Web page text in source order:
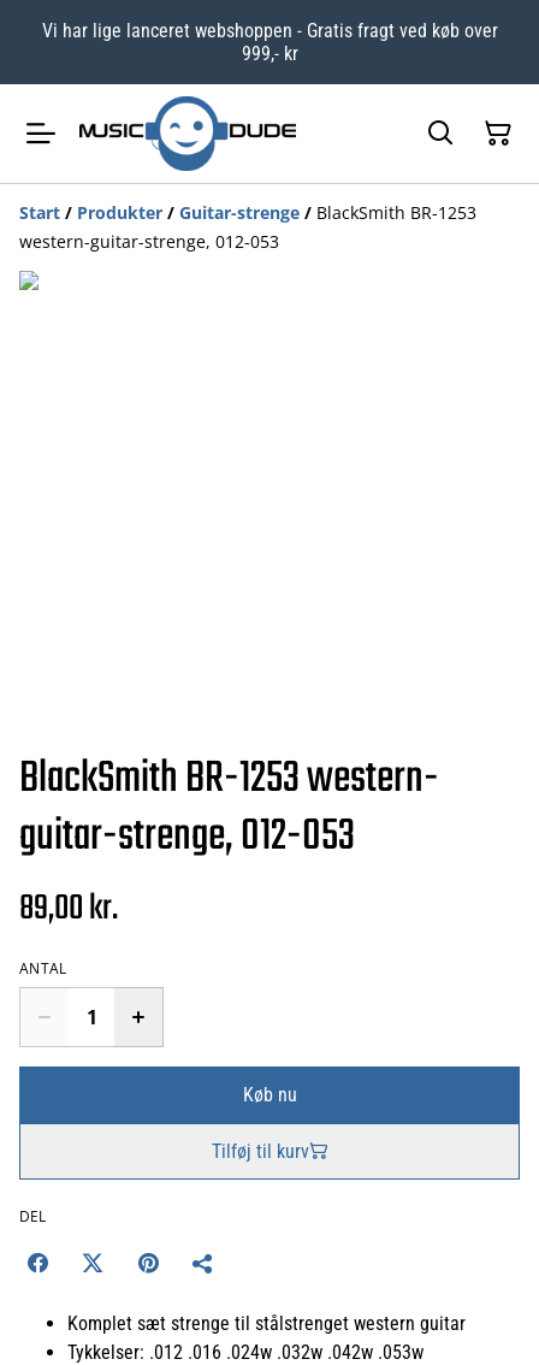
Vi har lige lanceret webshoppen - Gratis fragt ved køb over
999,- kr
Start / Produkter / Guitar-strenge / BlackSmith BR-1253
western-guitar-strenge, 012-053
BlackSmith BR-1253 western-
guitar-strenge, 012-053
89,00 kr.
ANTAL
Køb nu
Tilføj til kurv
DEL
Komplet sæt strenge til stålstrenget western guitar
Tykkelser: .012 .016 .024w .032w .042w .053w